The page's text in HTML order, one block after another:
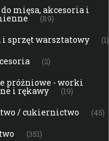
mięsa, akcesoria i
(89)
i sprzęt warsztatowy (1)
(2)
próżniowe - worki
i rękawy (19)
/ cukiernictwo (45)
(351)